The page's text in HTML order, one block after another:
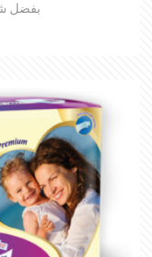
بفضل